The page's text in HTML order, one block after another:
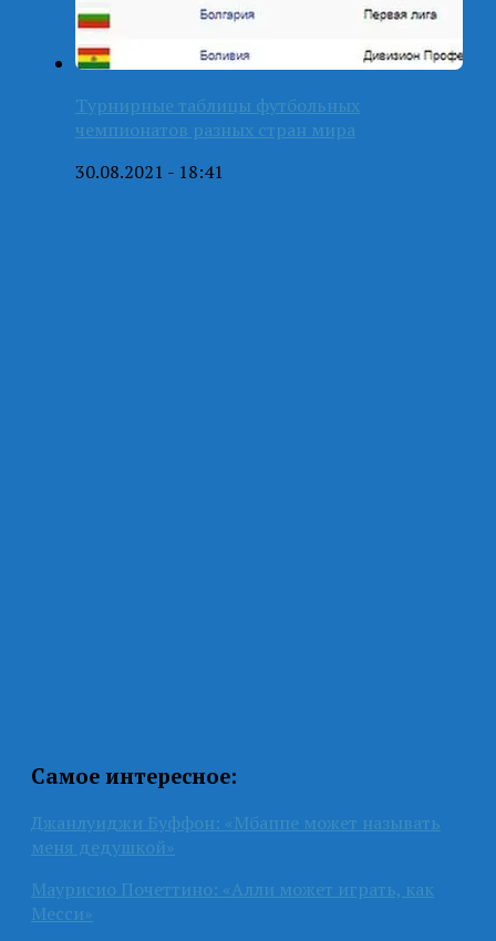
Турнирные таблицы футбольных
чемпионатов разных стран мира
30.08.2021 - 18:41
Самое интересное:
Джанлуиджи Буффон: «Мбаппе может называть
меня дедушкой»
Маурисио Почеттино: «Алли может играть, как
Месси»